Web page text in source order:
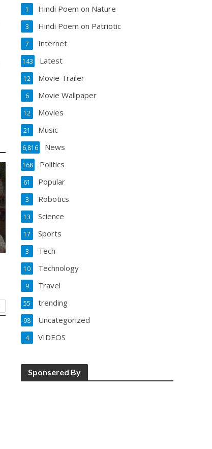
Hindi Poem on Nature
1
Hindi Poem on Patriotic
3
Internet
7
Latest
143
Movie Trailer
12
Movie Wallpaper
6
Movies
12
Music
21
News
6,816
Politics
168
Popular
61
Robotics
3
Science
13
Sports
17
Tech
3
Technology
10
Travel
9
trending
55
Uncategorized
98
VIDEOS
4
Sponsered By